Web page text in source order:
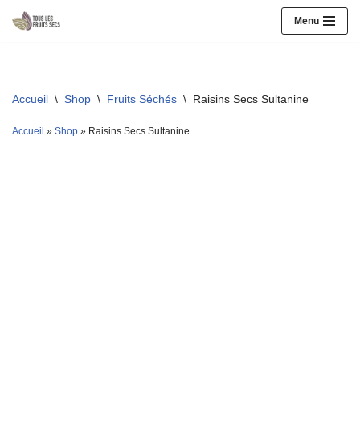
Menu
Accueil \ Shop \ Fruits Séchés \ Raisins Secs Sultanine
Accueil » Shop » Raisins Secs Sultanine